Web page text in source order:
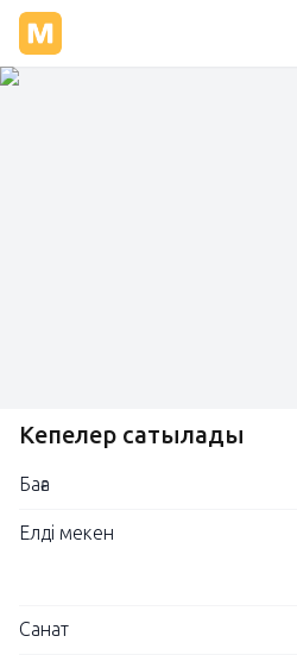
Кепелер сатылады
Баға
Елді мекен
Санат